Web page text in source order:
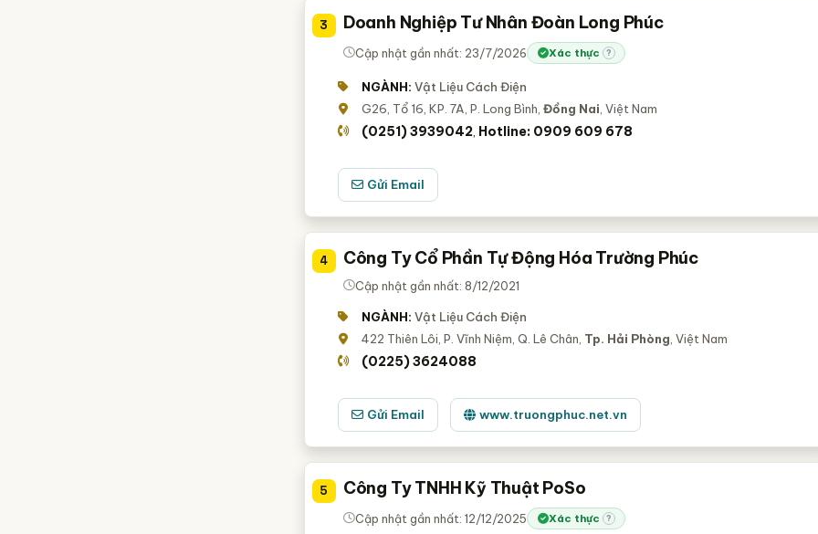
3 Doanh Nghiệp Tư Nhân Đoàn Long Phúc
Cập nhật gần nhất: 23/7/2026 Xác thực ?
NGÀNH: Vật Liệu Cách Điện
G26, Tổ 16, KP. 7A, P. Long Bình, Đồng Nai , Việt Nam
(0251) 3939042, Hotline: 0909 609 678
Gửi Email
4 Công Ty Cổ Phần Tự Động Hóa Trường Phúc
Cập nhật gần nhất: 8/12/2021
NGÀNH: Vật Liệu Cách Điện
422 Thiên Lôi, P. Vĩnh Niệm, Q. Lê Chân, Tp. Hải Phòng , Việt Nam
(0225) 3624088
Gửi Email www.truongphuc.net.vn
5 Công Ty TNHH Kỹ Thuật PoSo
Cập nhật gần nhất: 12/12/2025 Xác thực ?